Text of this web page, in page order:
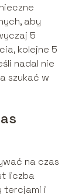
aby
5
kolejne 5
nadal nie
szukać w
na czas
liczba
tercjami i